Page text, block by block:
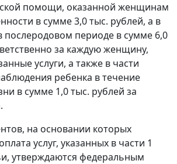
помощи, оказанной женщинам
в сумме 3,0 тыс. рублей, а в
послеродовом периоде в сумме 6,0
за каждую женщину,
услуги, а также в части
ребенка в течение
в сумме 1,0 тыс. рублей за
на основании которых
услуг, указанных в части 1
утверждаются федеральным